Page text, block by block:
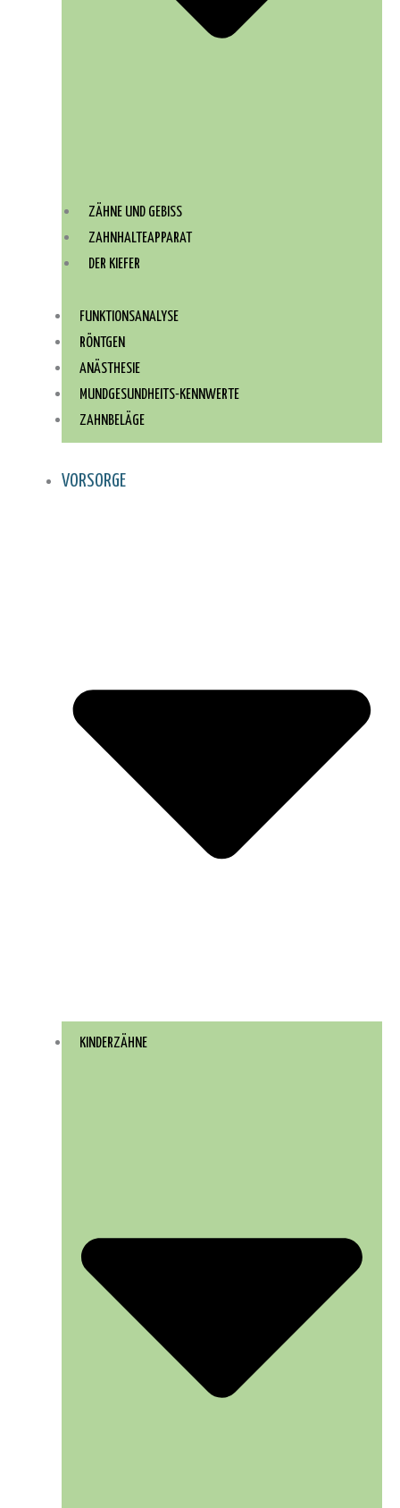
ZÄHNE UND GEBISS
ZAHNHALTEAPPARAT
DER KIEFER
FUNKTIONSANALYSE
RÖNTGEN
ANÄSTHESIE
MUNDGESUNDHEITS-KENNWERTE
ZAHNBELÄGE
VORSORGE
KINDERZÄHNE